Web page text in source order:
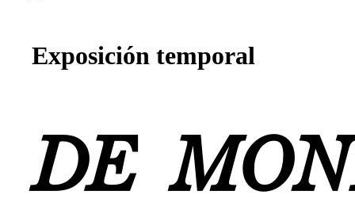
Exposición temporal
DE